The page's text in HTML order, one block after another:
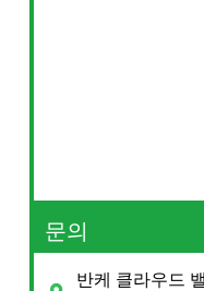
문의
반케 클라우드